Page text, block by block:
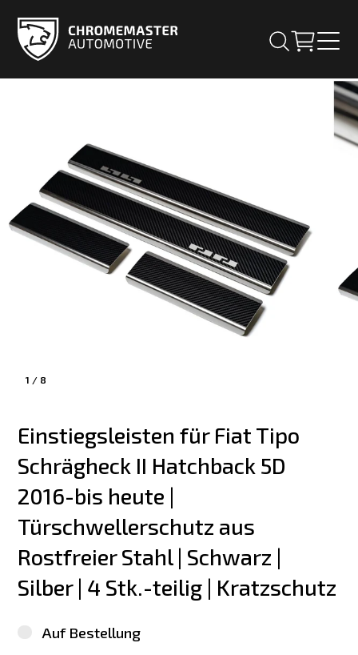
1 / 8
Einstiegsleisten für Fiat Tipo
Schrägheck II Hatchback 5D
2016-bis heute |
Türschwellerschutz aus
Rostfreier Stahl | Schwarz |
Silber | 4 Stk.-teilig | Kratzschutz
Auf Bestellung